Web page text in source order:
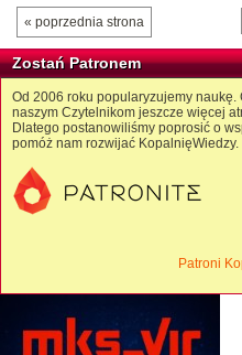
« poprzednia strona
Zostań Patronem
Od 2006 roku popularyzujemy
naszym Czytelnikom jeszcze więcej
Dlatego postanowiliśmy poprosić o
pomóż nam rozwijać KopalnięWiedzy.
Patroni